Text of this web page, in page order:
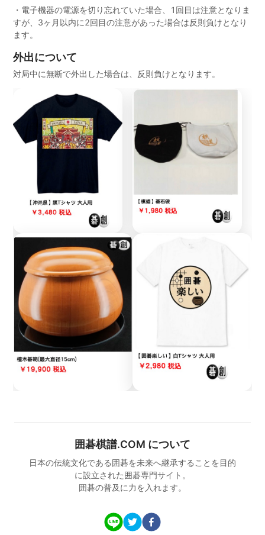
・電子機器の電源を切り忘れていた場合、1回目は注意となりま
すが、3ヶ月以内に2回目の注意があった場合は反則負けとなり
ます。
外出について
対局中に無断で外出した場合は、反則負けとなります。
囲碁棋譜.COM について
日本の伝統文化である囲碁を未来へ継承することを目的
に設立された囲碁専門サイト。
囲碁の普及に力を入れます。